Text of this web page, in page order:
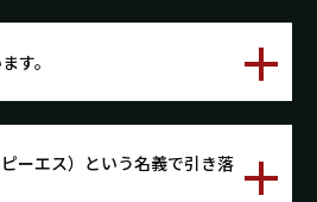
す。
ーエス）という名義で引き落